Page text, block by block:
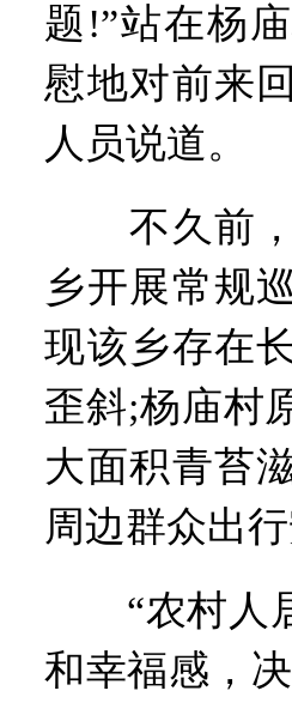
题!”站在杨
慰地对前来
人员说道。
不久前，
乡开展常规
现该乡存在
歪斜;杨庙村
大面积青苔
周边群众出
“农村人居
和幸福感，